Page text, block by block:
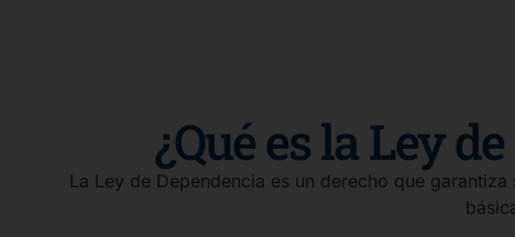
¿Qué es la Ley
La Ley de Dependencia es un derecho que